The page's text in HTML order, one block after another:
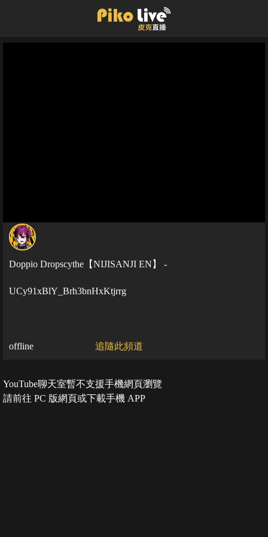
Doppio Dropscythe【NIJISANJI EN】 -
UCy91xBlY_Brh3bnHxKtjrrg
offline 追隨此頻道
YouTube聊天室暫不支援手機網頁瀏覽
請前往 PC 版網頁或下載手機 APP